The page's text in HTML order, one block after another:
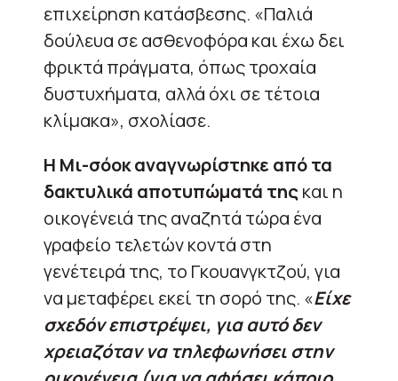
επιχείρηση κατάσβεσης. «Παλιά
δούλευα σε ασθενοφόρα και έχω δει
φρικτά πράγματα, όπως τροχαία
δυστυχήματα, αλλά όχι σε τέτοια
κλίμακα», σχολίασε.
Η Μι-σόοκ αναγνωρίστηκε από τα
δακτυλικά αποτυπώματά τηςκαι η
οικογένειά της αναζητά τώρα ένα
γραφείο τελετών κοντά στη
γενέτειρά της, το Γκουανγκτζού, για
να μεταφέρει εκεί τη σορό της. «Είχε
σχεδόν επιστρέψει, για αυτό δεν
χρειαζόταν να τηλεφωνήσει στην